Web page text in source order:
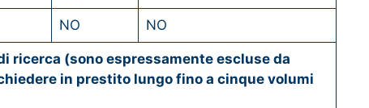
NO NO
ricerca (sono espressamente escluse da
in prestito lungo fino a cinque volumi